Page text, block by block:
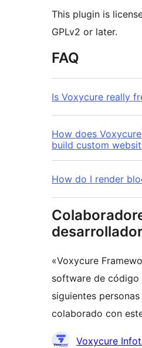
This plugin is
GPLv2 or later.
FAQ
Is Voxycure really
How does
build custom
How do I render
«Voxycure
software de código
siguientes personas
colaborado con
Colaboradores
Voxycure